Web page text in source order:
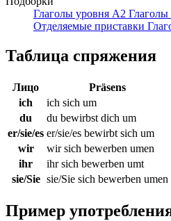
Глаголы уровня A2 Глаголы
Отделяемые приставки
Таблица спряжения
Лицо Präsens
ich
ich sich um
du
du bewirbst dich um
er/sie/es er/sie/es bewirbt sich um
wir
wir sich bewerben umen
ihr
ihr sich bewerben umt
sie/Sie sie/Sie sich bewerben umen
Пример